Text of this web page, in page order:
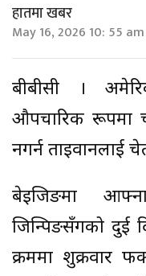
हातमा खबर
May 16, 2026 10: 55 am
बीबीसी ।
औपचारिक रूपमा
नगर्न ताइवानलाई
बेइजिङमा
जिन्पिङसँगको दुई
क्रममा शुक्रवार